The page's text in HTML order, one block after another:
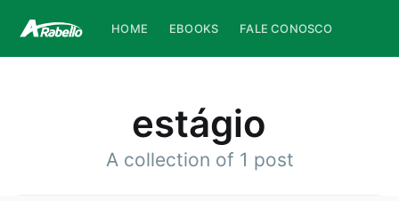
HOME EBOOKS FALE CONOSCO
estágio
A collection of 1 post